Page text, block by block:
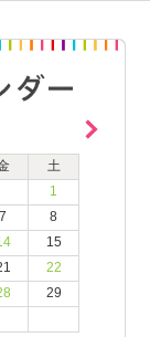
土
1
7
8
15
22
29